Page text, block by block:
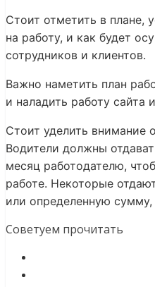
Стоит отметить в плане,
на работу, и как будет
сотрудников и клиентов.
Важно наметить план
и наладить работу сайта
Стоит уделить внимание
Водители должны
месяц работодателю,
работе. Некоторые
или определенную сумму,
Советуем прочитать